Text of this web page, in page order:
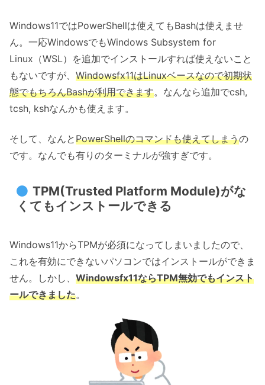
Windows11ではPowerShellは使えてもBashは使えませ
ん。一応WindowsでもWindows Subsystem for
Linux（WSL）を追加でインストールすれば使えないこと
もないですが、 Windowsfx11はLinuxベースなので初期状
態でもちろんBashが利用できます。なんなら追加でcsh,
tcsh, kshなんかも使えます。
そして、なんとPowerShellのコマンドも使えてしまうの
です。なんでも有りのターミナルが強すぎです。
TPM(Trusted Platform Module)がな
くてもインストールできる
Windows11からTPMが必須になってしまいましたので、
これを有効にできないパソコンではインストールができま
せん。しかし、 Windowsfx11ならTPM無効でもインスト
ールできました。